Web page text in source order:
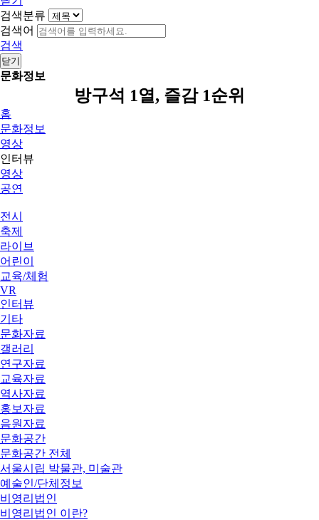
검색분류
검색어
검색
닫기
문화정보
방구석 1열, 즐감 1순위
홈
문화정보
영상
인터뷰
영상
공연
전시
축제
라이브
어린이
교육/체험
VR
인터뷰
기타
문화자료
갤러리
연구자료
교육자료
역사자료
홍보자료
음원자료
문화공간
문화공간 전체
서울시립 박물관, 미술관
예술인/단체정보
비영리법인
비영리법인 이란?